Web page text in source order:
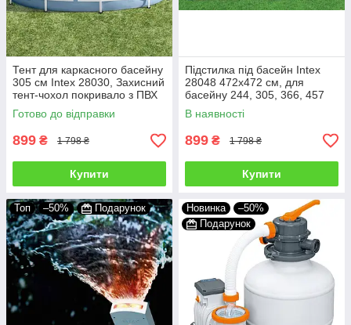
Тент для каркасного басейну
305 см Іntex 28030, Захисний
тент-чохол покривало з ПВХ
Готово до відправки
899 ₴ 1 798 ₴
Купити
Підстилка під басейн Intex
28048 472х472 см, для
басейну 244, 305, 366, 457
см квадратна
В наявності
899 ₴ 1 798 ₴
Купити
Топ –50% Подарунок Новинка
–50%
Подарунок